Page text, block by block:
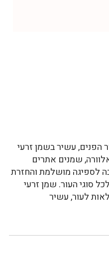
הפנים, עשיר בשמן זרעי
שמנים אתרים
לספיגה מושלמת והחזרת
סוגי העור. שמן זרעי
לעור, עשיר